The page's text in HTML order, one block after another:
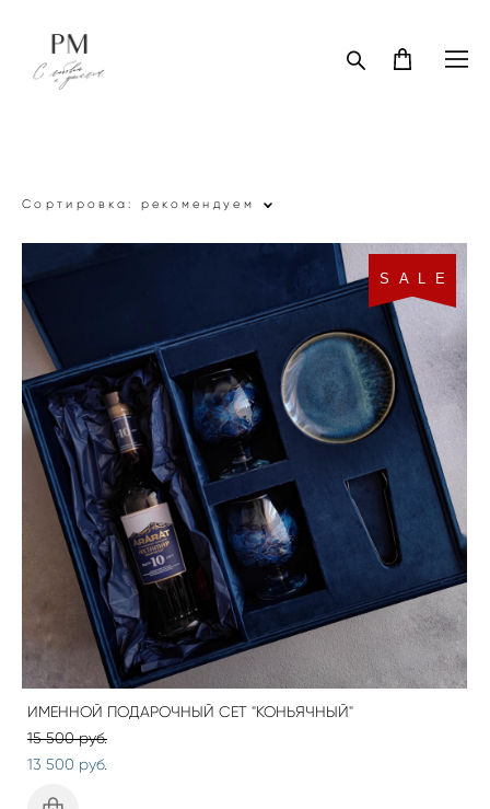
Сортировка: рекомендуем
S A L E
ИМЕННОЙ ПОДАРОЧНЫЙ СЕТ "КОНЬЯЧНЫЙ"
15 500 pуб.
13 500 pуб.